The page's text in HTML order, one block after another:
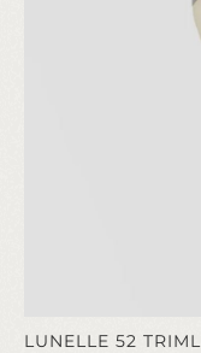
LUNELLE 52